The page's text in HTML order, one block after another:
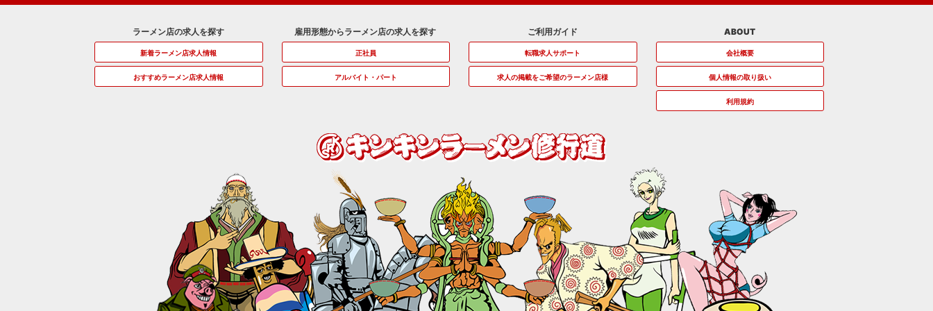
ラーメン店の求人を探す
新着ラーメン店求人情報
おすすめラーメン店求人情報
雇用形態からラーメン店の求人を探す
正社員
アルバイト・パート
ご利用ガイド
転職求人サポート
求人の掲載をご希望のラーメン店様
ABOUT
会社概要
個人情報の取り扱い
利用規約